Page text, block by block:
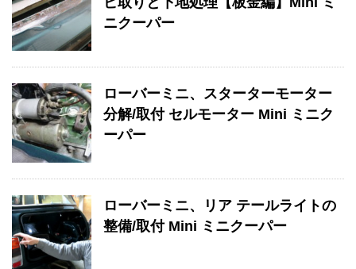
ニクーパー
ローバーミニ、スターターモーター
分解/取付 セルモーター Mini ミニク
ーパー
ローバーミニ、リア テールライトの
整備/取付 Mini ミニクーパー